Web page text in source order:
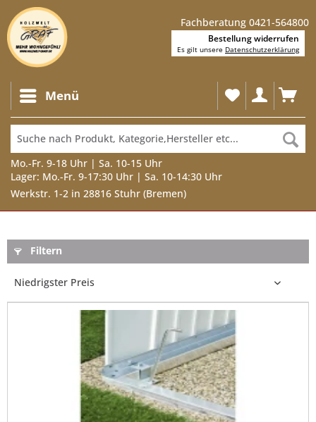
Fachberatung 0421-564800
Menü
Mo.-Fr. 9-18 Uhr | Sa. 10-15 Uhr
Lager: Mo.-Fr. 9-17:30 Uhr | Sa. 10-14:30 Uhr
Werkstr. 1-2 in 28816 Stuhr (Bremen)
Filtern
Bestellung widerrufen
Es gilt unsere Datenschutzerklärung